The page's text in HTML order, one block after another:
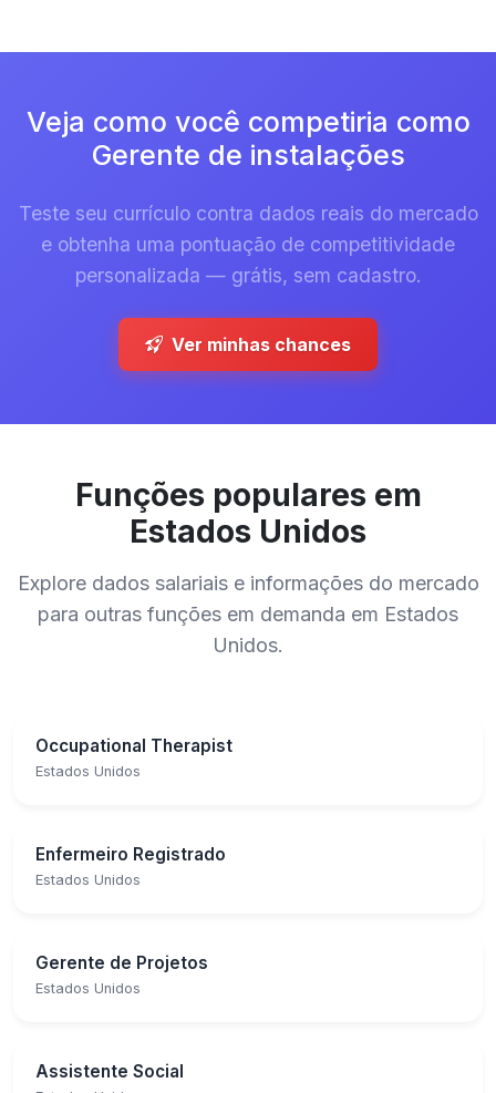
Veja como você competiria como
Gerente de instalações
Teste seu currículo contra dados reais do mercado
e obtenha uma pontuação de competitividade
personalizada — grátis, sem cadastro.
Ver minhas chances
Funções populares em
Estados Unidos
Explore dados salariais e informações do mercado
para outras funções em demanda em Estados
Unidos.
Occupational Therapist
Estados Unidos
Enfermeiro Registrado
Estados Unidos
Gerente de Projetos
Estados Unidos
Assistente Social